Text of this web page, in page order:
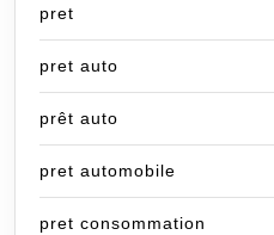
pret
pret auto
prêt auto
pret automobile
pret consommation